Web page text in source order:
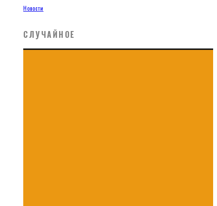
Новости
СЛУЧАЙНОЕ